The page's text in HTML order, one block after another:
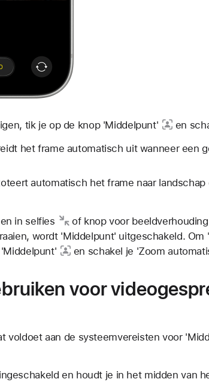
tik je op de knop 'Middelpunt'
en
het frame automatisch uit wanneer een
automatisch het frame naar
in selfies of knop voor
wordt 'Middelpunt' uitgeschakeld.
en schakel je 'Zoom
voor
voldoet aan de systeemvereisten voor
en houdt je in het midden van